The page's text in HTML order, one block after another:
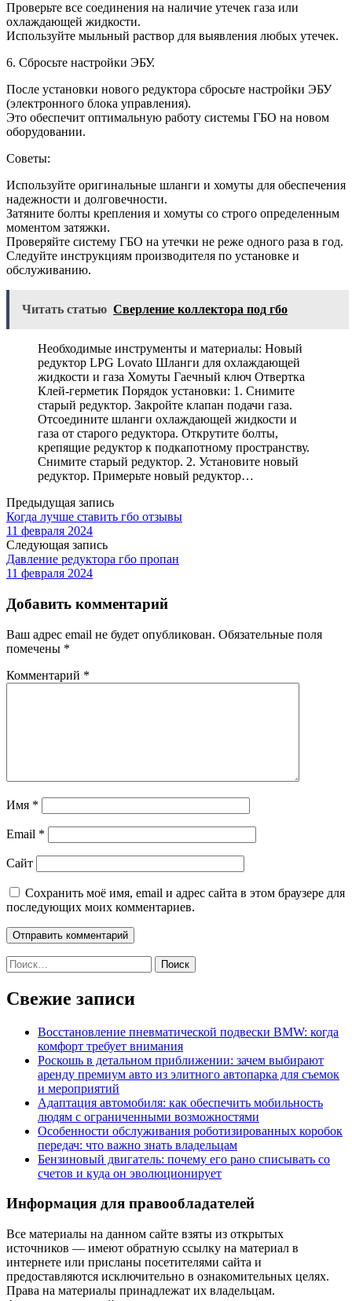
Проверьте все соединения на наличие утечек газа или
охлаждающей жидкости.
Используйте мыльный раствор для выявления любых утечек.
6. Сбросьте настройки ЭБУ.
После установки нового редуктора сбросьте настройки ЭБУ
(электронного блока управления).
Это обеспечит оптимальную работу системы ГБО на новом
оборудовании.
Советы:
Используйте оригинальные шланги и хомуты для обеспечения
надежности и долговечности.
Затяните болты крепления и хомуты со строго определенным
моментом затяжки.
Проверяйте систему ГБО на утечки не реже одного раза в год.
Следуйте инструкциям производителя по установке и
обслуживанию.
Читать статью Сверление коллектора под гбо
Необходимые инструменты и материалы: Новый
редуктор LPG Lovato Шланги для охлаждающей
жидкости и газа Хомуты Гаечный ключ Отвертка
Клей-герметик Порядок установки: 1. Снимите
старый редуктор. Закройте клапан подачи газа.
Отсоедините шланги охлаждающей жидкости и
газа от старого редуктора. Открутите болты,
крепящие редуктор к подкапотному пространству.
Снимите старый редуктор. 2. Установите новый
редуктор. Примерьте новый редуктор…
Предыдущая запись
Когда лучше ставить гбо отзывы
11 февраля 2024
Следующая запись
Давление редуктора гбо пропан
11 февраля 2024
Добавить комментарий
Ваш адрес email не будет опубликован. Обязательные поля
помечены *
Комментарий *
Имя *
Email *
Сайт
Сохранить моё имя, email и адрес сайта в этом браузере для
последующих моих комментариев.
Найти:
Свежие записи
Восстановление пневматической подвески BMW: когда
комфорт требует внимания
Роскошь в детальном приближении: зачем выбирают
аренду премиум авто из элитного автопарка для съемок
и мероприятий
Адаптация автомобиля: как обеспечить мобильность
людям с ограниченными возможностями
Особенности обслуживания роботизированных коробок
передач: что важно знать владельцам
Бензиновый двигатель: почему его рано списывать со
счетов и куда он эволюционирует
Информация для правообладателей
Все материалы на данном сайте взяты из открытых
источников — имеют обратную ссылку на материал в
интернете или присланы посетителями сайта и
предоставляются исключительно в ознакомительных целях.
Права на материалы принадлежат их владельцам.